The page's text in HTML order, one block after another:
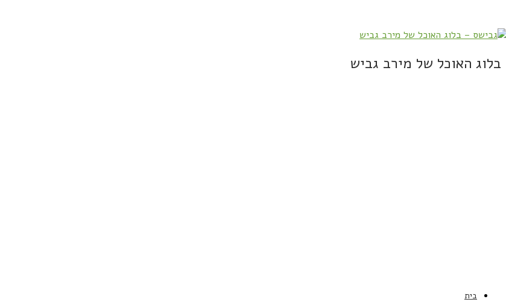
בלוג האוכל של מירב גביש
בית